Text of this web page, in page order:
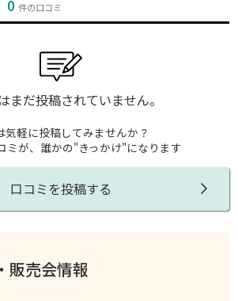
0件の口コミ
まだ投稿されていません。
気軽に投稿してみませんか？
ミが、誰かの"きっかけ"になります
口コミを投稿する
販売会情報